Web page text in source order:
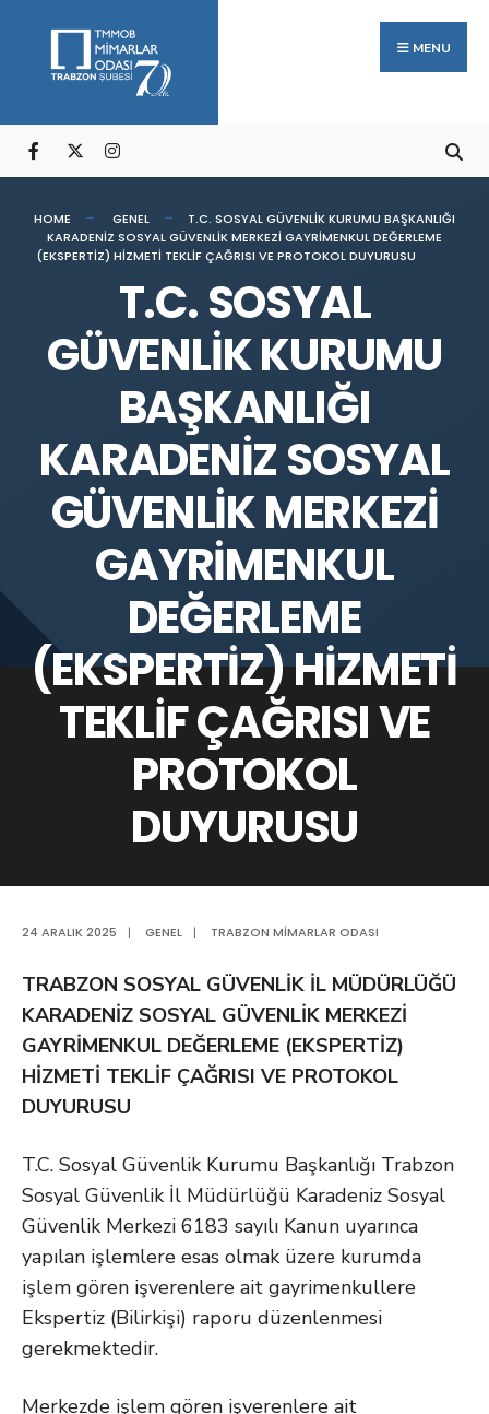
content
MENU
HOME GENEL
T.C. SOSYAL GÜVENLİK KURUMU BAŞKANLIĞI
KARADENİZ SOSYAL GÜVENLİK MERKEZİ GAYRİMENKUL DEĞERLEME
(EKSPERTİZ) HİZMETİ TEKLİF ÇAĞRISI VE PROTOKOL DUYURUSU
T.C. SOSYAL
GÜVENLİK KURUMU
BAŞKANLIĞI
KARADENİZ SOSYAL
GÜVENLİK MERKEZİ
GAYRİMENKUL
DEĞERLEME
(EKSPERTİZ) HİZMETİ
TEKLİF ÇAĞRISI VE
PROTOKOL
DUYURUSU
24 ARALIK 2025 | GENEL | TRABZON MIMARLAR ODASI
TRABZON SOSYAL GÜVENLİK İL MÜDÜRLÜĞÜ
KARADENİZ SOSYAL GÜVENLİK MERKEZİ
GAYRİMENKUL DEĞERLEME (EKSPERTİZ)
HİZMETİ TEKLİF ÇAĞRISI VE PROTOKOL
DUYURUSU
T.C. Sosyal Güvenlik Kurumu Başkanlığı Trabzon
Sosyal Güvenlik İl Müdürlüğü Karadeniz Sosyal
Güvenlik Merkezi 6183 sayılı Kanun uyarınca
yapılan işlemlere esas olmak üzere kurumda
işlem gören işverenlere ait gayrimenkullere
Ekspertiz (Bilirkişi) raporu düzenlenmesi
gerekmektedir.
Merkezde işlem gören işverenlere ait